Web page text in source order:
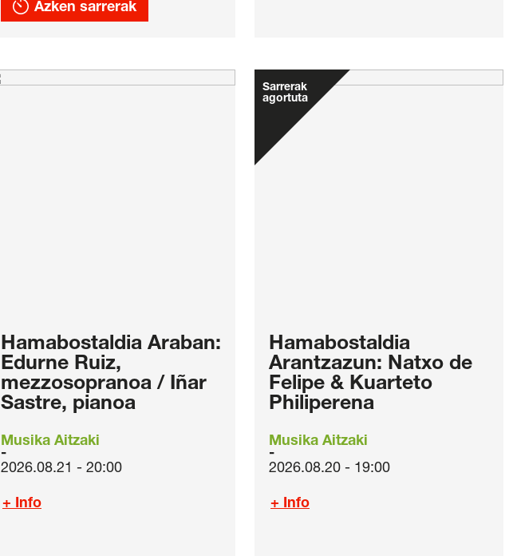
Azken sarrerak
Hamabostaldia Araban:
Edurne Ruiz,
mezzosopranoa / Iñar
Sastre, pianoa
Musika Aitzaki
2026.08.21 - 20:00
+ Info
Sarrerak
agortuta
Hamabostaldia
Arantzazun: Natxo de
Felipe & Kuarteto
Philiperena
Musika Aitzaki
2026.08.20 - 19:00
+ Info